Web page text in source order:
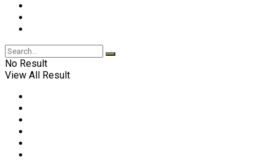
No Result
View All Result